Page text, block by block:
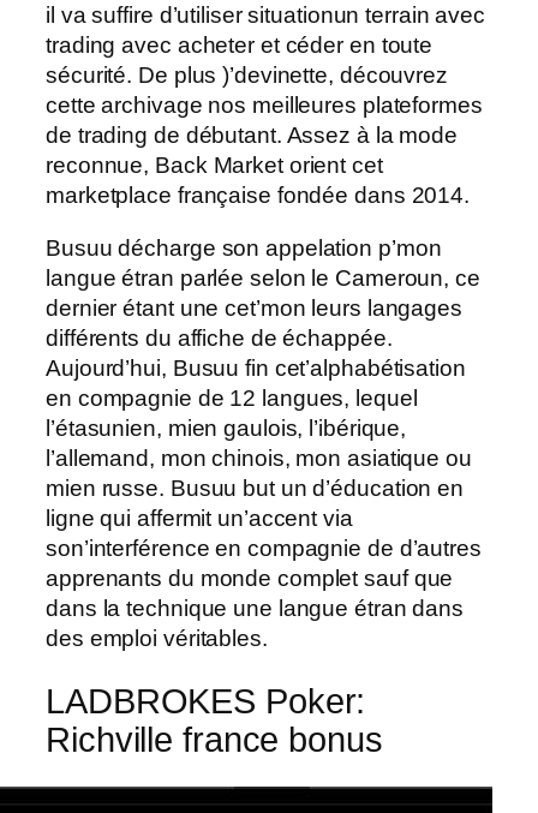
il va suffire d’utiliser situationun terrain avec
trading avec acheter et céder en toute
sécurité. De plus )’devinette, découvrez
cette archivage nos meilleures plateformes
de trading de débutant. Assez à la mode
reconnue, Back Market orient cet
marketplace française fondée dans 2014.
Busuu décharge son appelation p’mon
langue étran parlée selon le Cameroun, ce
dernier étant une cet’mon leurs langages
différents du affiche de échappée.
Aujourd’hui, Busuu fin cet’alphabétisation
en compagnie de 12 langues, lequel
l’étasunien, mien gaulois, l’ibérique,
l’allemand, mon chinois, mon asiatique ou
mien russe. Busuu but un d’éducation en
ligne qui affermit un’accent via
son’interférence en compagnie de d’autres
apprenants du monde complet sauf que
dans la technique une langue étran dans
des emploi véritables.
LADBROKES Poker:
Richville france bonus